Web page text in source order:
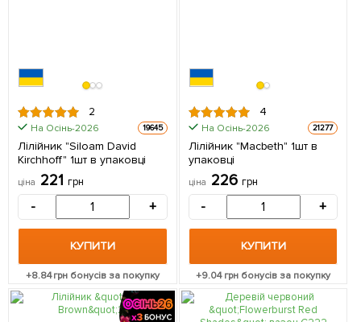
2
На Осінь-2026 19645
Лілійник "Siloam David
Kirchhoff" 1шт в упаковці
ціна 221 грн
- +
КУПИТИ
+8.84грн бонусів за покупку
4
На Осінь-2026 21277
Лілійник "Macbeth" 1шт в
упаковці
ціна 226 грн
- +
КУПИТИ
+9.04грн бонусів за покупку